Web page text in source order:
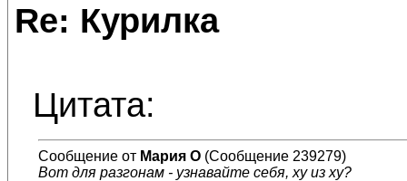
Re: Курилка
Цитата:
Сообщение от Мария О (Сообщение 239279)
Вот для разгонам - узнавайте себя, ху из ху?